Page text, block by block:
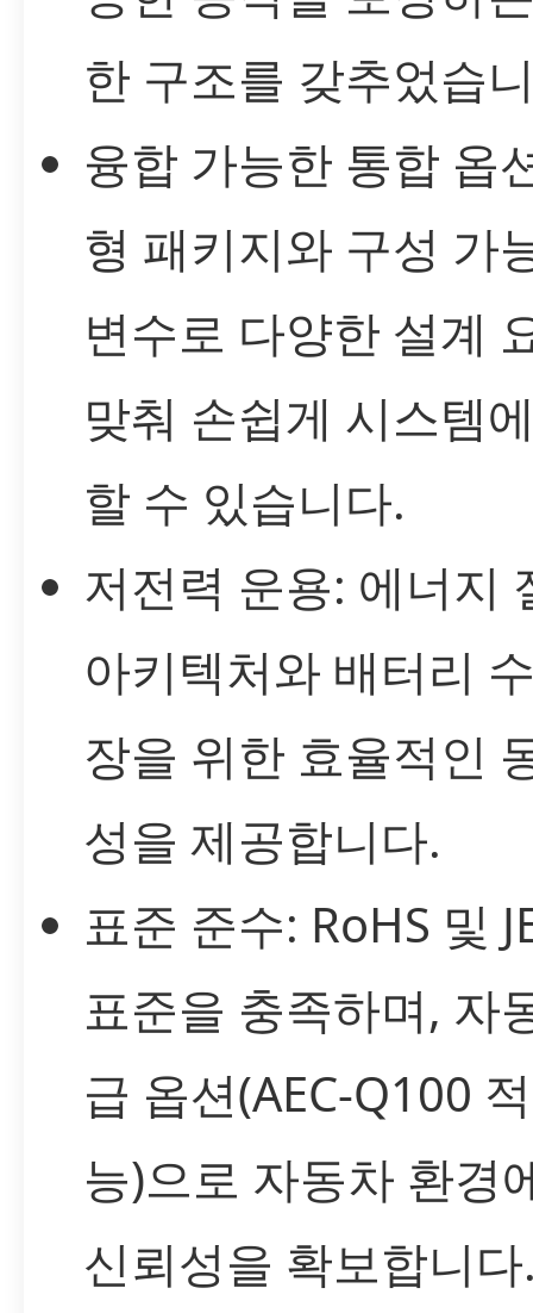
한 구조를 갖추었습
융합 가능한 통합 옵
형 패키지와 구성 가
변수로 다양한 설계
맞춰 손쉽게 시스템
할 수 있습니다.
저전력 운용: 에너지
아키텍처와 배터리
장을 위한 효율적인
성을 제공합니다.
표준 준수: RoHS 및
표준을 충족하며, 자
급 옵션(AEC-Q100
능)으로 자동차 환경
신뢰성을 확보합니